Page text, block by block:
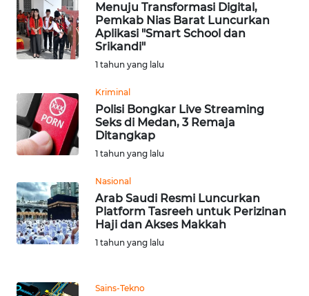
Menuju Transformasi Digital,
Pemkab Nias Barat Luncurkan
Aplikasi "Smart School dan
Srikandi"
1 tahun yang lalu
Kriminal
Polisi Bongkar Live Streaming
Seks di Medan, 3 Remaja
Ditangkap
1 tahun yang lalu
Nasional
Arab Saudi Resmi Luncurkan
Platform Tasreeh untuk Perizinan
Haji dan Akses Makkah
1 tahun yang lalu
Sains-Tekno
WN
NUSANTARA
WN
JATIM
BALI
WN
KALBAR
KALTENG